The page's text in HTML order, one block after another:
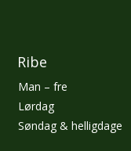
Ribe​
​Man – fre
​Lørdag
Søndag & helligdage